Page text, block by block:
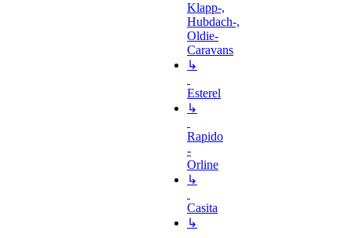
Klapp-,
Hubdach-,
Oldie-
Caravans
↳
Esterel
↳
Rapido
-
Orline
↳
Casita
↳